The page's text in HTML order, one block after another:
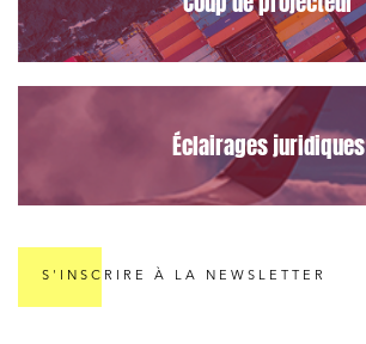
Éclairages juridiques
S'INSCRIRE À LA NEWSLETTER